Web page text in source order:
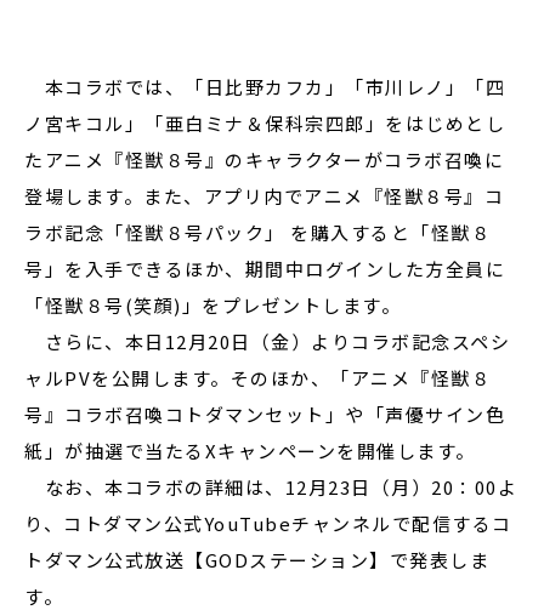
本コラボでは、「日比野カフカ」「市川レノ」「四
ノ宮キコル」「亜白ミナ＆保科宗四郎」をはじめとし
たアニメ『怪獣８号』のキャラクターがコラボ召喚に
登場します。また、アプリ内でアニメ『怪獣８号』コ
ラボ記念「怪獣８号パック」 を購入すると「怪獣８
号」を入手できるほか、期間中ログインした方全員に
「怪獣８号(笑顔)」をプレゼントします。
さらに、本日12月20日（金）よりコラボ記念スペシ
ャルPVを公開します。そのほか、「アニメ『怪獣８
号』コラボ召喚コトダマンセット」や「声優サイン色
紙」が抽選で当たるXキャンペーンを開催します。
なお、本コラボの詳細は、12月23日（月）20：00よ
り、コトダマン公式YouTubeチャンネルで配信するコ
トダマン公式放送【GODステーション】で発表しま
す。